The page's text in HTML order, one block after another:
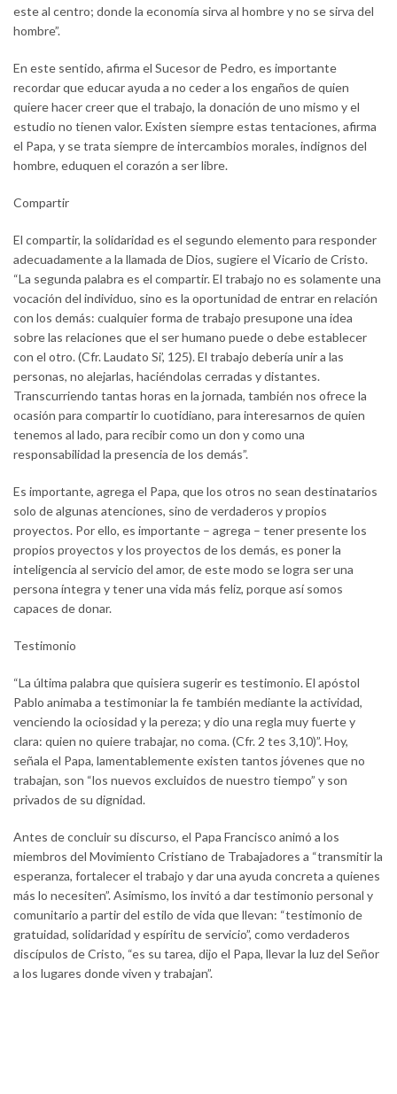
este al centro; donde la economía sirva al hombre y no se sirva del
hombre”.
En este sentido, afirma el Sucesor de Pedro, es importante
recordar que educar ayuda a no ceder a los engaños de quien
quiere hacer creer que el trabajo, la donación de uno mismo y el
estudio no tienen valor. Existen siempre estas tentaciones, afirma
el Papa, y se trata siempre de intercambios morales, indignos del
hombre, eduquen el corazón a ser libre.
Compartir
El compartir, la solidaridad es el segundo elemento para responder
adecuadamente a la llamada de Dios, sugiere el Vicario de Cristo.
“La segunda palabra es el compartir. El trabajo no es solamente una
vocación del individuo, sino es la oportunidad de entrar en relación
con los demás: cualquier forma de trabajo presupone una idea
sobre las relaciones que el ser humano puede o debe establecer
con el otro. (Cfr. Laudato Si’, 125). El trabajo debería unir a las
personas, no alejarlas, haciéndolas cerradas y distantes.
Transcurriendo tantas horas en la jornada, también nos ofrece la
ocasión para compartir lo cuotidiano, para interesarnos de quien
tenemos al lado, para recibir como un don y como una
responsabilidad la presencia de los demás”.
Es importante, agrega el Papa, que los otros no sean destinatarios
solo de algunas atenciones, sino de verdaderos y propios
proyectos. Por ello, es importante – agrega – tener presente los
propios proyectos y los proyectos de los demás, es poner la
inteligencia al servicio del amor, de este modo se logra ser una
persona íntegra y tener una vida más feliz, porque así somos
capaces de donar.
Testimonio
“La última palabra que quisiera sugerir es testimonio. El apóstol
Pablo animaba a testimoniar la fe también mediante la actividad,
venciendo la ociosidad y la pereza; y dio una regla muy fuerte y
clara: quien no quiere trabajar, no coma. (Cfr. 2 tes 3,10)”. Hoy,
señala el Papa, lamentablemente existen tantos jóvenes que no
trabajan, son “los nuevos excluidos de nuestro tiempo” y son
privados de su dignidad.
Antes de concluir su discurso, el Papa Francisco animó a los
miembros del Movimiento Cristiano de Trabajadores a “transmitir la
esperanza, fortalecer el trabajo y dar una ayuda concreta a quienes
más lo necesiten”. Asimismo, los invitó a dar testimonio personal y
comunitario a partir del estilo de vida que llevan: “testimonio de
gratuidad, solidaridad y espíritu de servicio”, como verdaderos
discípulos de Cristo, “es su tarea, dijo el Papa, llevar la luz del Señor
a los lugares donde viven y trabajan”.